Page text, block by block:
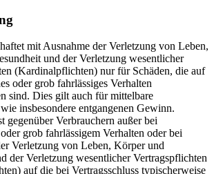
mit Ausnahme der Verletzung von Leben,
und der Verletzung wesentlicher
(Kardinalpflichten) nur für Schäden, die auf
oder grob fahrlässiges Verhalten
sind. Dies gilt auch für mittelbare
insbesondere entgangenen Gewinn.
gegenüber Verbrauchern außer bei
grob fahrlässigem Verhalten oder bei
Verletzung von Leben, Körper und
der Verletzung wesentlicher Vertragspflichten
auf die bei Vertragsschluss typischerweise